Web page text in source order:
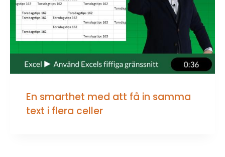
En smarthet med att få in samma
text i flera celler